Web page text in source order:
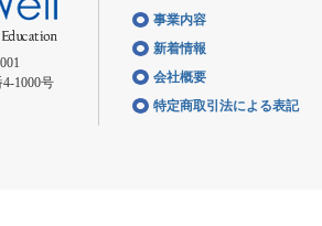
1000号
事業内容
新着情報
会社概要
特定商取引法による表記